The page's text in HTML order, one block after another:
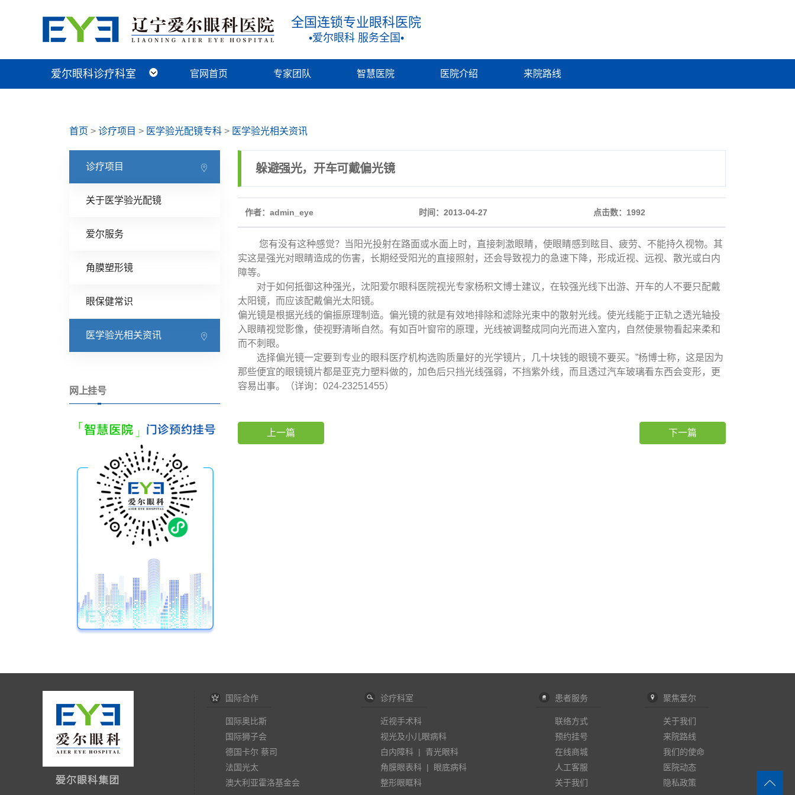
全国连锁专业眼科医院
•爱尔眼科 服务全国•
爱尔眼科诊疗科室
近视手术科
视光及小儿眼病科
白内障科
青光眼科
角膜眼表科
整形眼眶科
眼底病科
中医眼科 官网首页 专家团队 智慧医院 医院介绍 来院路线
首页 > 诊疗项目 > 医学验光配镜专科 > 医学验光相关资讯
诊疗项目
关于医学验光配镜
爱尔服务
角膜塑形镜
眼保健常识
医学验光相关资讯
网上挂号
躲避强光，开车可戴偏光镜
作者：admin_eye 时间：2013-04-27 点击数： 1992
您有没有这种感觉？当阳光投射在路面或水面上时，直接刺激眼睛，使眼睛感到眩目、疲劳、不能持久视物。其
实这是强光对眼睛造成的伤害，长期经受阳光的直接照射，还会导致视力的急速下降，形成近视、远视、散光或白内
障等。
对于如何抵御这种强光，沈阳爱尔眼科医院视光专家杨积文博士建议，在较强光线下出游、开车的人不要只配戴
太阳镜，而应该配戴偏光太阳镜。
偏光镜是根据光线的偏振原理制造。偏光镜的就是有效地排除和滤除光束中的散射光线。使光线能于正轨之透光轴投
入眼睛视觉影像，使视野清晰自然。有如百叶窗帘的原理，光线被调整成同向光而进入室内，自然使景物看起来柔和
而不刺眼。
选择偏光镜一定要到专业的眼科医疗机构选购质量好的光学镜片，几十块钱的眼镜不要买。”杨博士称，这是因为
那些便宜的眼镜镜片都是亚克力塑料做的，加色后只挡光线强弱，不挡紫外线，而且透过汽车玻璃看东西会变形，更
容易出事。（详询：024-23251455）
上一篇 下一篇
国际合作
国际奥比斯
国际狮子会
德国卡尔 蔡司
法国光太
澳大利亚霍洛基金会
诊疗科室
近视手术科
视光及小儿眼病科
白内障科 | 青光眼科
角膜眼表科 |
眼底病科
整形眼眶科
患者服务
联络方式
预约挂号
在线商城
人工客服
关于我们
聚焦爱尔
关于我们
来院路线
我们的使命
医院动态
隐私政策